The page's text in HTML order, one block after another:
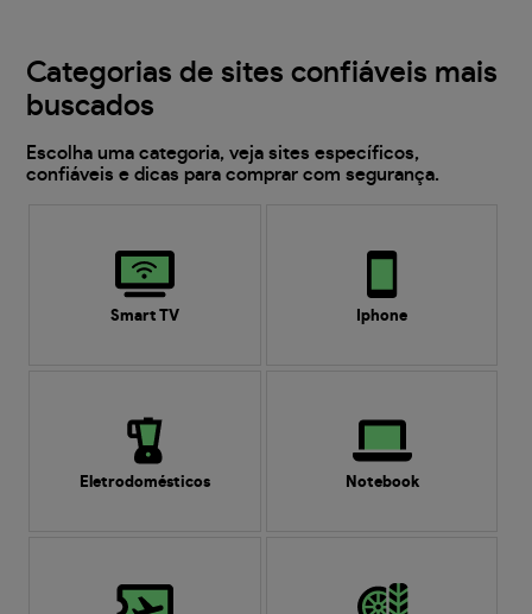
Categorias de sites confiáveis mais
buscados
Escolha uma categoria, veja sites específicos,
confiáveis e dicas para comprar com segurança.
Smart TV Iphone
Eletrodomésticos Notebook